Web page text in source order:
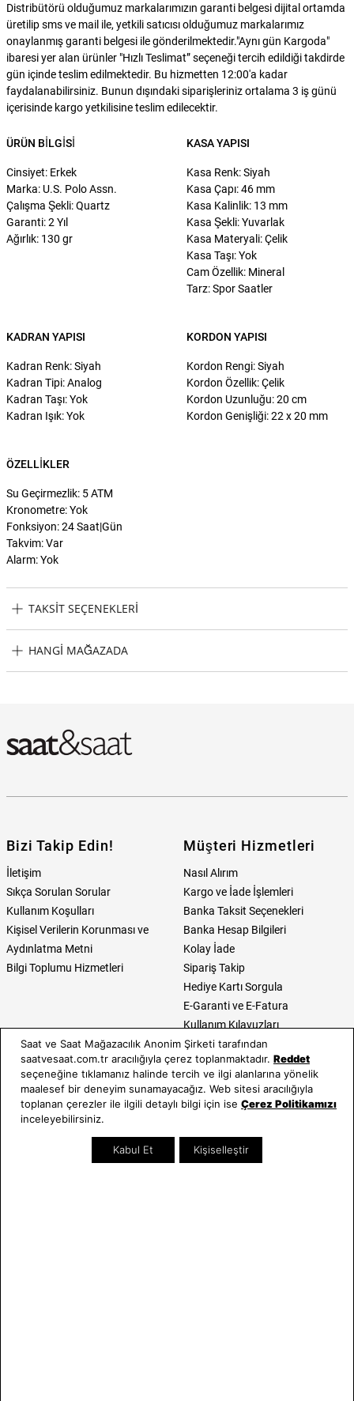
Distribütörü olduğumuz markalarımızın garanti belgesi dijital ortamda
üretilip sms ve mail ile, yetkili satıcısı olduğumuz markalarımız
onaylanmış garanti belgesi ile gönderilmektedir."Aynı gün Kargoda"
ibaresi yer alan ürünler "Hızlı Teslimat” seçeneği tercih edildiği takdirde
gün içinde teslim edilmektedir. Bu hizmetten 12:00'a kadar
faydalanabilirsiniz. Bunun dışındaki siparişleriniz ortalama 3 iş günü
içerisinde kargo yetkilisine teslim edilecektir.
ÜRÜN BILGISI
Cinsiyet: Erkek
Marka: U.S. Polo Assn.
Çalışma Şekli: Quartz
Garanti: 2 Yıl
Ağırlık: 130 gr
KASA YAPISI
Kasa Renk: Siyah
Kasa Çapı: 46 mm
Kasa Kalinlik: 13 mm
Kasa Şekli: Yuvarlak
Kasa Materyali: Çelik
Kasa Taşı: Yok
Cam Özellik: Mineral
Tarz: Spor Saatler
KADRAN YAPISI
Kadran Renk: Siyah
Kadran Tipi: Analog
Kadran Taşı: Yok
Kadran Işık: Yok
KORDON YAPISI
Kordon Rengi: Siyah
Kordon Özellik: Çelik
Kordon Uzunluğu: 20 cm
Kordon Genişliği: 22 x 20 mm
ÖZELLIKLER
Su Geçirmezlik: 5 ATM
Kronometre: Yok
Fonksiyon: 24 Saat|Gün
Takvim: Var
Alarm: Yok
TAKSIT SEÇENEKLERI
HANGI MAĞAZADA
Bizi Takip Edin!
İletişim
Sıkça Sorulan Sorular
Kullanım Koşulları
Kişisel Verilerin Korunması ve
Aydınlatma Metni
Bilgi Toplumu Hizmetleri
Müşteri Hizmetleri
Nasıl Alırım
Kargo ve İade İşlemleri
Banka Taksit Seçenekleri
Banka Hesap Bilgileri
Kolay İade
Sipariş Takip
Hediye Kartı Sorgula
E-Garanti ve E-Fatura
Kullanım Kılavuzları
Saat ve Saat
Hakkımızda
Neden Saat ve Saat
Mağazalar
Mağazada Teknik Servis
Kategoriler
Erkek Saat
Kadın Saat
Kampanyalar
Saat ve Saat Mağazacılık Anonim Şirketi tarafından
saatvesaat.com.tr aracılığıyla çerez toplanmaktadır. Reddet
seçeneğine tıklamanız halinde tercih ve ilgi alanlarına yönelik
maalesef bir deneyim sunamayacağız. Web sitesi aracılığıyla
toplanan çerezler ile ilgili detaylı bilgi için ise Çerez Politikamızı
inceleyebilirsiniz.
Kabul Et Kişiselleştir